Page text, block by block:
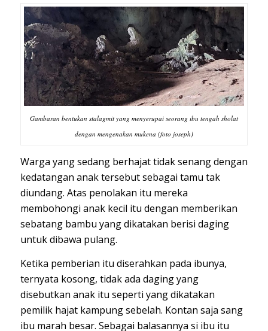
Gambaran bentukan stalagmit yang menyerupai seorang ibu tengah sholat
dengan mengenakan mukena (foto joseph)
Warga yang sedang berhajat tidak senang dengan
kedatangan anak tersebut sebagai tamu tak
diundang. Atas penolakan itu mereka
membohongi anak kecil itu dengan memberikan
sebatang bambu yang dikatakan berisi daging
untuk dibawa pulang.
Ketika pemberian itu diserahkan pada ibunya,
ternyata kosong, tidak ada daging yang
disebutkan anak itu seperti yang dikatakan
pemilik hajat kampung sebelah. Kontan saja sang
ibu marah besar. Sebagai balasannya si ibu itu